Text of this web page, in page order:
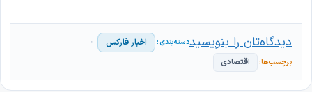
اخبار فارکس
اقتصادی
دیدگاه‌تان را بنویسید